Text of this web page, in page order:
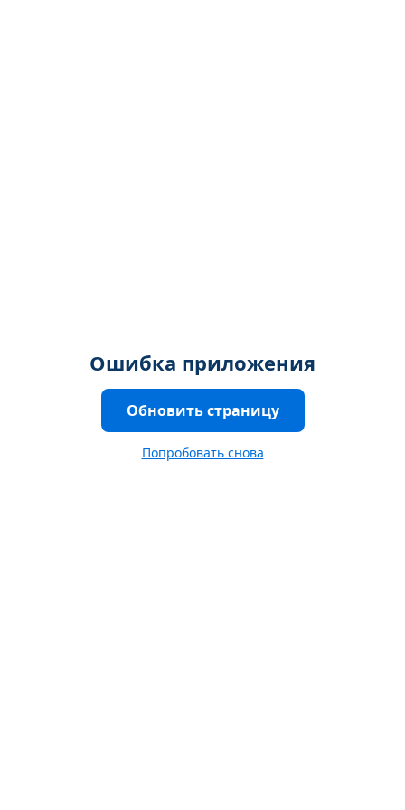
Ошибка приложения
Обновить страницу
Попробовать снова